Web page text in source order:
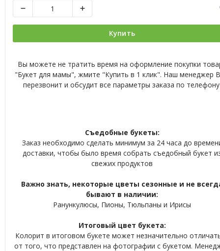
Купить
Вы можете не тратить время на оформление покупки
"Букет для мамы", жмите "Купить в 1 клик". Наш менеджер
перезвонит и обсудит все параметры заказа по
Съедобные букеты:
Заказ необходимо сделать минимум за 24 часа до
доставки, чтобы было время собрать съедобный букет
свежих продуктов
Важно знать, некоторые цветы сезонные и не
бывают в наличии:
Ранункулюсы, Пионы, Тюльпаны и Ирисы
Итоговый цвет букета:
Колорит в итоговом букете может незначительно
от того, что представлен на фотографии с букетом.